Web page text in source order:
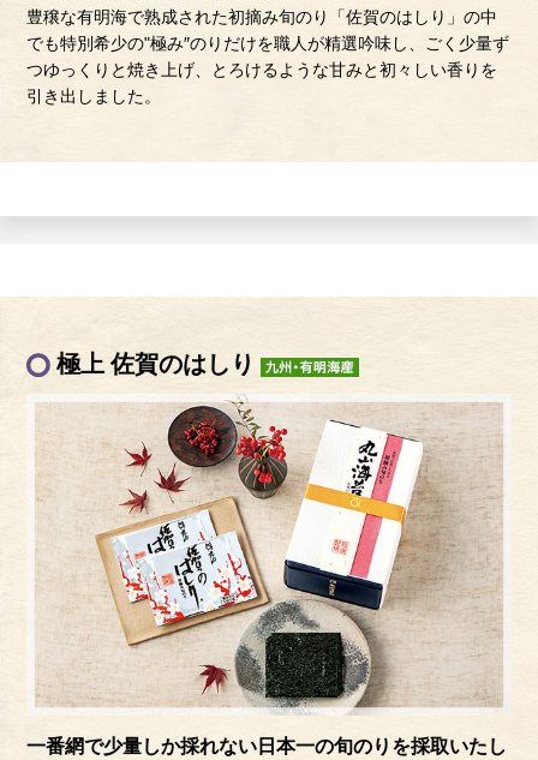
豊穣な有明海で熟成された初摘み旬のり「佐賀のはしり」の中
でも特別希少の"極み″のりだけを職人が精選吟味し、ごく少量ず
つゆっくりと焼き上げ、とろけるような甘みと初々しい香りを
引き出しました。
極上 佐賀のはしり
一番網で少量しか採れない日本一の旬のりを採取いたし